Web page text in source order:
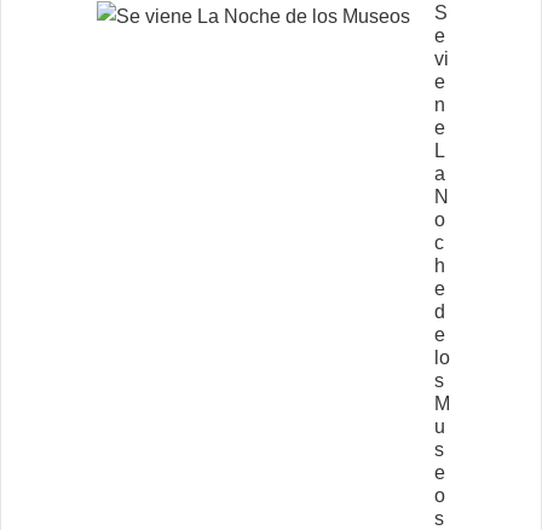
S
e
vi
e
n
e
L
a
N
o
c
h
e
d
e
lo
s
M
u
s
e
o
s